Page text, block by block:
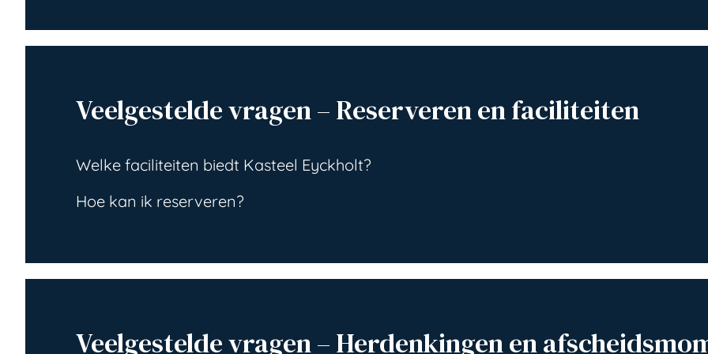
Veelgestelde vragen – Reserveren en faciliteiten
Welke faciliteiten biedt Kasteel Eyckholt?
Hoe kan ik reserveren?
Veelgestelde vragen – Herdenkingen en